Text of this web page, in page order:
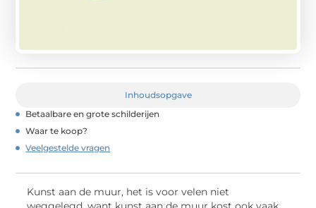
Inhoudsopgave
Betaalbare en grote schilderijen
Waar te koop?
Veelgestelde vragen
Kunst aan de muur, het is voor velen niet